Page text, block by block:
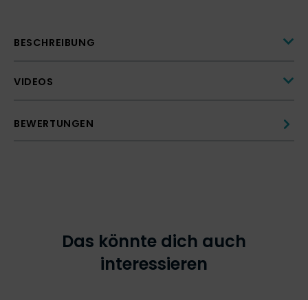
BESCHREIBUNG
VIDEOS
BEWERTUNGEN
Das könnte dich auch
interessieren